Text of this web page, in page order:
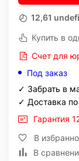
12,61
Купить в
Счет для
Под заказ
✓ Забрать в
✓ Доставка
Гарантия
В
В